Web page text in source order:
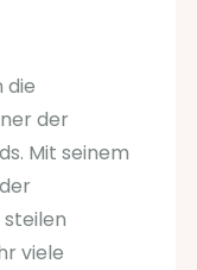
die
der
Mit seinem
viele